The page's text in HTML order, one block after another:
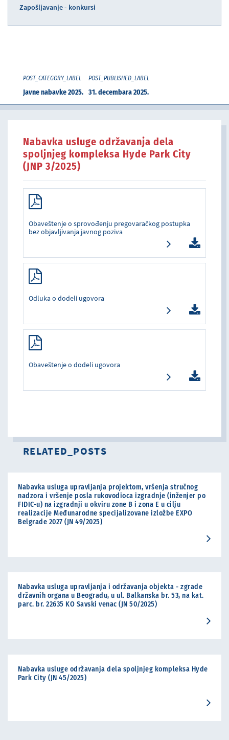
Zapošljavanje - konkursi
POST_CATEGORY_LABEL
Javne nabavke 2025.
POST_PUBLISHED_LABEL
31. decembara 2025.
Nabavka usluge održavanja dela
spoljnjeg kompleksa Hyde Park City
(JNP 3/2025)
Obaveštenje o sprovođenju pregovaračkog postupka
bez objavljivanja javnog poziva
Odluka o dodeli ugovora
Obaveštenje o dodeli ugovora
RELATED_POSTS
Nabavka usluga upravljanja projektom, vršenja stručnog
nadzora i vršenje posla rukovodioca izgradnje (inženjer po
FIDIC-u) na izgradnji u okviru zone B i zona E u cilju
realizacije Međunarodne specijalizovane izložbe EXPO
Belgrade 2027 (JN 49/2025)
Nabavka usluga upravljanja i održavanja objekta - zgrade
državnih organa u Beogradu, u ul. Balkanska br. 53, na kat.
parc. br. 22635 KO Savski venac (JN 50/2025)
Nabavka usluge održavanja dela spoljnjeg kompleksa Hyde
Park City (JN 45/2025)